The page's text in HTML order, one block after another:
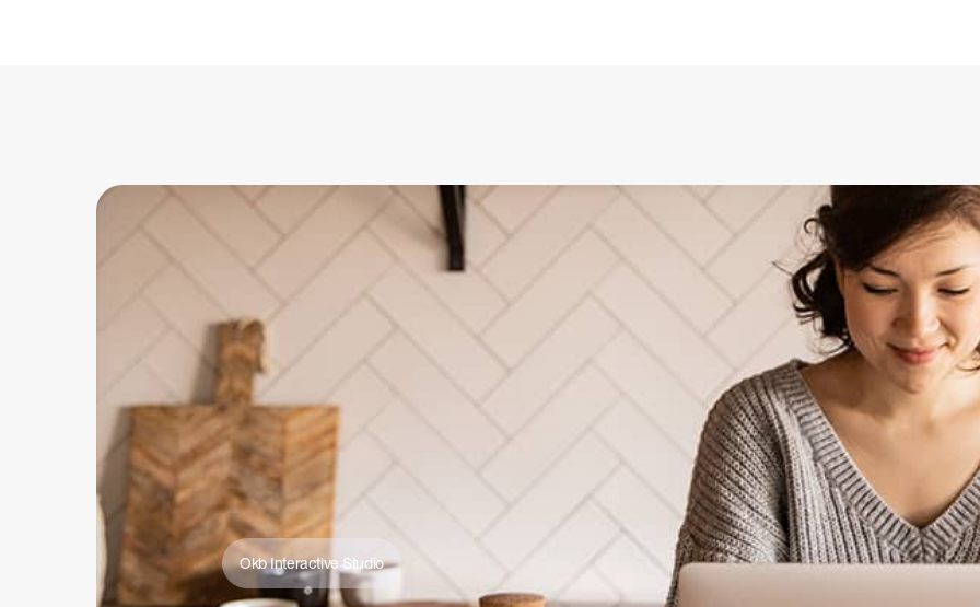
Okb Interactive Studio